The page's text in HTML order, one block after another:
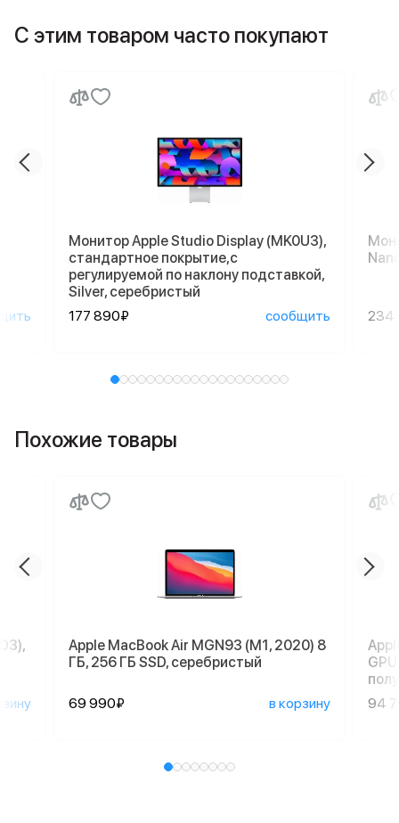
С этим товаром часто покупают
Монитор Apple Studio Display (MK0U3),
стандартное покрытие,с
регулируемой по наклону подставкой,
Silver, серебристый
177 890₽
сообщить 234
Похожие товары
Apple MacBook Air MGN93 (M1, 2020) 8
ГБ, 256 ГБ SSD, серебристый
69 990₽ в корзину
94